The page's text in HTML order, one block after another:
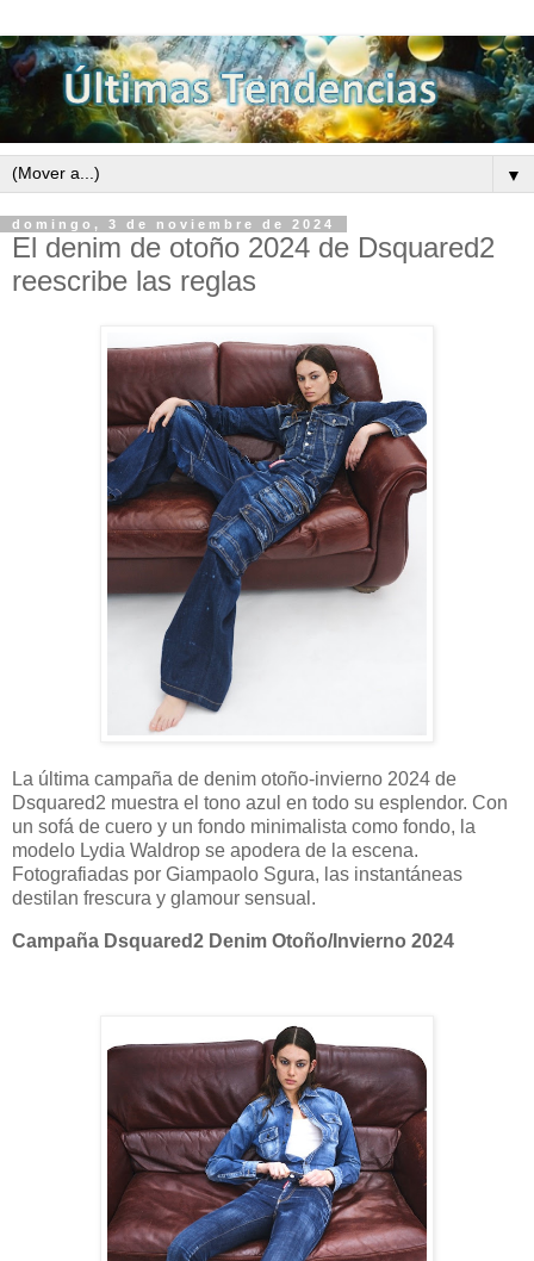
▼
domingo, 3 de noviembre de 2024
El denim de otoño 2024 de Dsquared2
reescribe las reglas
La última campaña de denim otoño-invierno 2024 de
Dsquared2 muestra el tono azul en todo su esplendor. Con
un sofá de cuero y un fondo minimalista como fondo, la
modelo Lydia Waldrop se apodera de la escena.
Fotografiadas por Giampaolo Sgura, las instantáneas
destilan frescura y glamour sensual.
Campaña Dsquared2 Denim Otoño/Invierno 2024